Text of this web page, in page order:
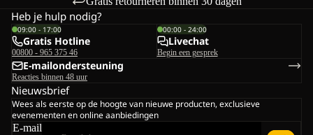
Heb je hulp nodig?
09:00 - 17:00
Gratis Hotline
00800 - 965 375 46
00:00 - 24:00
Livechat
Begin een gesprek
E-mailondersteuning
Reacties binnen 48 uur
Nieuwsbrief
Wees als eerste op de hoogte van nieuwe producten, exclusieve
evenementen en online aanbiedingen
E-mail